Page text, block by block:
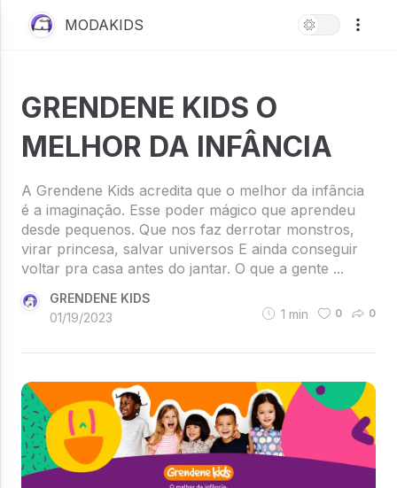
MODAKIDS
GRENDENE KIDS O
MELHOR DA INFÂNCIA
A Grendene Kids acredita que o melhor da infância
é a imaginação. Esse poder mágico que aprendeu
desde pequenos. Que nos faz derrotar monstros,
virar princesa, salvar universos E ainda conseguir
voltar pra casa antes do jantar. O que a gente ...
GRENDENE KIDS
01/19/2023
1 min 0 0